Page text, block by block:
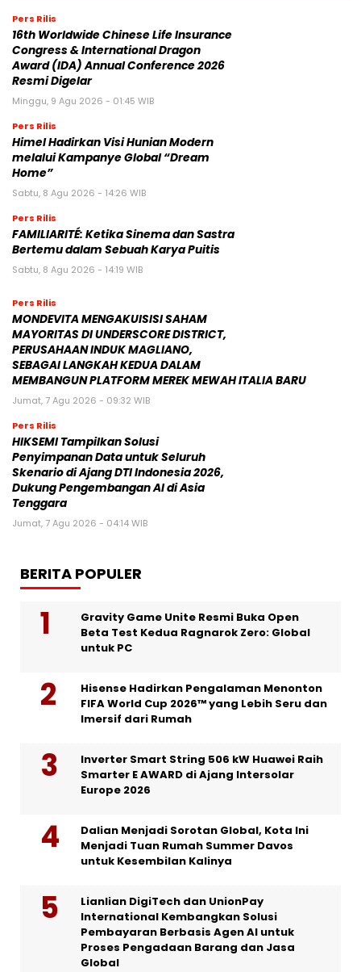
Pers Rilis
16th Worldwide Chinese Life Insurance
Congress & International Dragon
Award (IDA) Annual Conference 2026
Resmi Digelar
Minggu, 9 Agu 2026 - 01:45 WIB
Pers Rilis
Himel Hadirkan Visi Hunian Modern
melalui Kampanye Global “Dream
Home”
Sabtu, 8 Agu 2026 - 14:26 WIB
Pers Rilis
FAMILIARITÉ: Ketika Sinema dan Sastra
Bertemu dalam Sebuah Karya Puitis
Sabtu, 8 Agu 2026 - 14:19 WIB
Pers Rilis
MONDEVITA MENGAKUISISI SAHAM
MAYORITAS DI UNDERSCORE DISTRICT,
PERUSAHAAN INDUK MAGLIANO,
SEBAGAI LANGKAH KEDUA DALAM
MEMBANGUN PLATFORM MEREK MEWAH ITALIA BARU
Jumat, 7 Agu 2026 - 09:32 WIB
Pers Rilis
HIKSEMI Tampilkan Solusi
Penyimpanan Data untuk Seluruh
Skenario di Ajang DTI Indonesia 2026,
Dukung Pengembangan AI di Asia
Tenggara
Jumat, 7 Agu 2026 - 04:14 WIB
BERITA POPULER
Gravity Game Unite Resmi Buka Open
Beta Test Kedua Ragnarok Zero: Global
untuk PC
Hisense Hadirkan Pengalaman Menonton
FIFA World Cup 2026™ yang Lebih Seru dan
Imersif dari Rumah
Inverter Smart String 506 kW Huawei Raih
Smarter E AWARD di Ajang Intersolar
Europe 2026
Dalian Menjadi Sorotan Global, Kota Ini
Menjadi Tuan Rumah Summer Davos
untuk Kesembilan Kalinya
Lianlian DigiTech dan UnionPay
International Kembangkan Solusi
Pembayaran Berbasis Agen AI untuk
Proses Pengadaan Barang dan Jasa
Global